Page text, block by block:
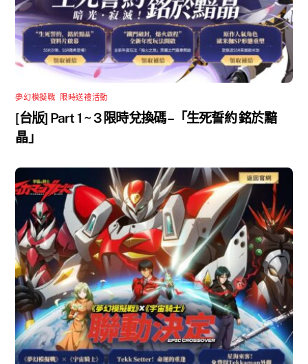
夢幻模擬戰 限時送禮活動
[台版] Part 1 ~ 3 限時兌換碼 –「生死誓約 銘於黯
晶」